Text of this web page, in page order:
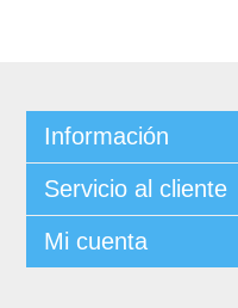
Información
Servicio al cliente
Mi cuenta